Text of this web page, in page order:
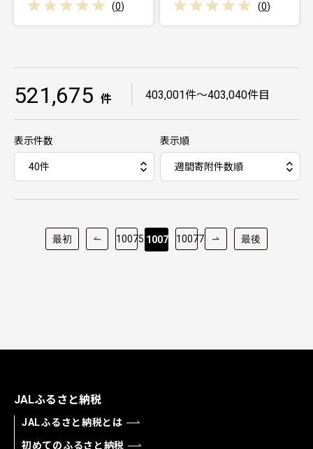
(0) (0)
521,675 件 403,001件～403,040件目
表示件数 表示順
最初 10075 10076 10077 最後
JALふるさと納税
JALふるさと納税とは
初めてのふるさと納税